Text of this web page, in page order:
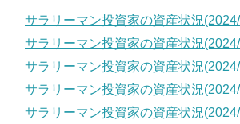
サラリーマン投資家の資産状況
サラリーマン投資家の資産状況
サラリーマン投資家の資産状況
サラリーマン投資家の資産状況
サラリーマン投資家の資産状況